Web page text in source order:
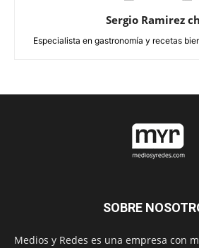
Sergio Ramirez
Especialista en gastronomía y recetas
SOBRE
Medios y Redes es una empresa con